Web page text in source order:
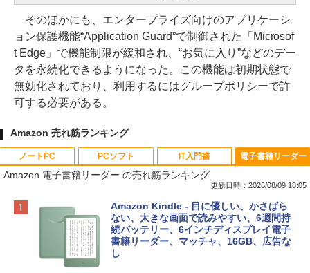
そのほかにも、エンタープライズ向けのアプリケーシ
ョン保護機能“Application Guard”で制御された「Microsof
t Edge」で機能制限が緩和され、“お気に入り”などのデー
タを永続化できるようになった。この機能は初期状態で
無効化されており、利用するにはグループポリシーで許
可する必要がある。
Amazon 売れ筋ランキング
ノートPC
Apple 2026 MacBook Neo A18 Proチッ
プ搭載13インチノートブック：AIとAppl
e Intelligenceのために設計、Liquid Ret
inaディスプレイ、8GBユニファイドメモ
リ、256GB SSDストレージ、1080p Fac
PCソフト
Robloxギフトカード - 800 Robux 【限
定バーチャルアイテムを含む】 【オンラ
インゲームコード】 ロブロックス | オン
ラインコード版
IT入門書
生成AIパスポート公式テキスト 第４版
￥1,766
電子書籍リーダー
Amazon 電子書籍リーダー の売れ筋ランキング
更新日時：2026/08/09 18:05
Amazon Kindle - 目に優しい、かさばら
ない、大きな画面で読みやすい、6週間持
続バッテリー、6インチディスプレイ電子
書籍リーダー、マッチャ、16GB、広告な
し